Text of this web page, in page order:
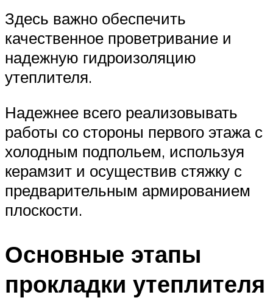
Здесь важно обеспечить
качественное проветривание и
надежную гидроизоляцию
утеплителя.
Надежнее всего реализовывать
работы со стороны первого этажа с
холодным подпольем, используя
керамзит и осуществив стяжку с
предварительным армированием
плоскости.
Основные этапы
прокладки утеплителя